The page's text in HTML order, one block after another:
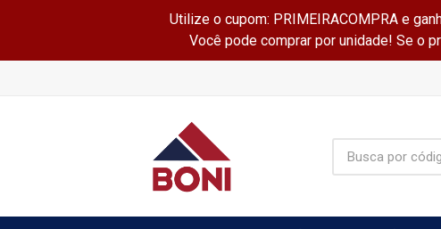
Utilize o cupom: PRIMEIRACOMPRA e
Você pode comprar por unidade! Se o